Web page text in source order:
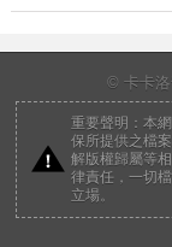
© 卡卡洛
重要聲明：本
保所提供之檔
解版權歸屬等
律責任，一切
立場。